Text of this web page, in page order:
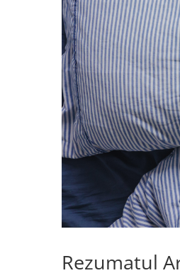
Lenjerii De Pat Volanase
Lenjerii De Pat, Finet Premium 3D,
Lenjerii De Pat Jacquard
Lenjerii De Pat Catifea
Lenjerii De Pat Cocolino
Set Lenjerie De Pat Blana
Artificiala De Iepure, 6 Piese, 2
Set Lenjerie Pat Blanita Iepure, 6
Lenjerii De Pat Premium Collection
Set Lenjerie De Pat, 7 Piese, Cu
Set Lenjerie De Pat Jacquard Regal,
Rezumatul